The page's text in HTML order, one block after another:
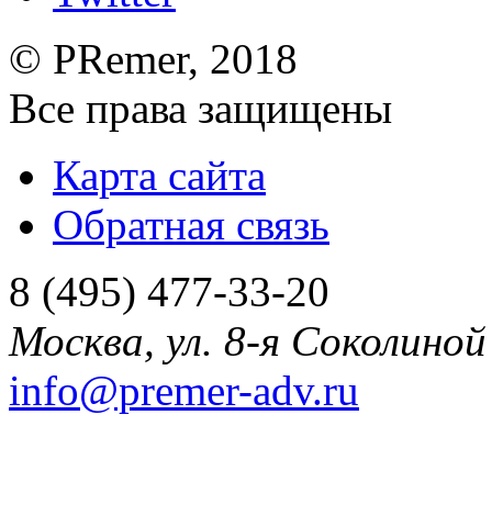
© PRemer, 2018
Все права защищены
Карта сайта
Обратная связь
8 (495) 477-33-20
Москва, ул. 8-я
info@premer-adv.ru